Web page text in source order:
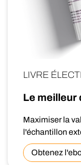
LIVRE
Le meilleur
Maximiser la
l'échantillon
Obtenez